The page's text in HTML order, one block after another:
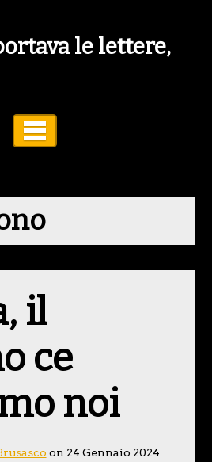
le lettere,
il
ce
noi
on 24 Gennaio 2024